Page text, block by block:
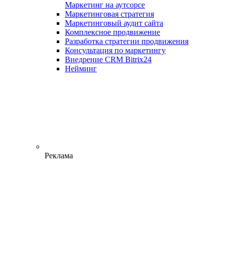
Маркетинг на аутсорсе
Маркетинговая стратегия
Маркетинговый аудит сайта
Комплексное продвижение
Разработка стратегии продвижения
Консультация по маркетингу
Внедрение CRM Bitrix24
Нейминг
Реклама